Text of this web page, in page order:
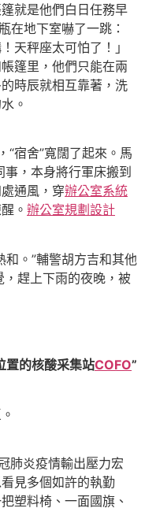
就是他們白日任務早
在地下室嚇了一跳：
天秤座太可怕了！」
篷里，他們只能在兩
時辰就相互靠著，洗
。
宿舍”寬闊了起來。馬
事，本身將行軍床搬到
通風，穿辦公室系統
。 辦公室規劃設計
。”輔警胡方吉和其他
趕上下雨的夜晚，被
置的核酸采集站COFO”
炎疫情輸出壓力宏
見多個如許的執勤
塑料椅、一面國旗、